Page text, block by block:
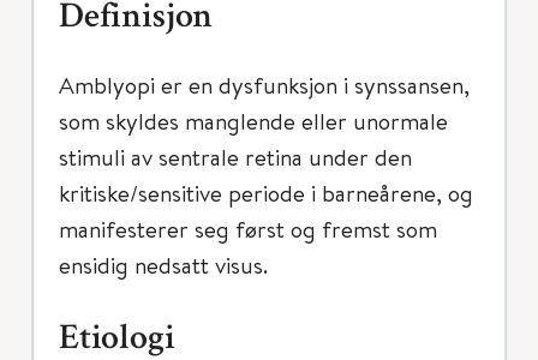
Definisjon
Amblyopi er en dysfunksjon i synssansen,
som skyldes manglende eller unormale
stimuli av sentrale retina under den
kritiske/sensitive periode i barneårene, og
manifesterer seg først og fremst som
ensidig nedsatt visus.
Etiologi